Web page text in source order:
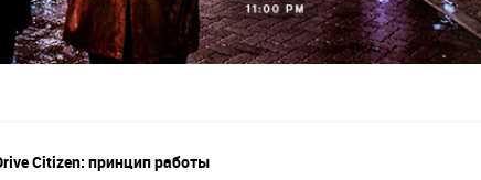
Citizen: принцип работы